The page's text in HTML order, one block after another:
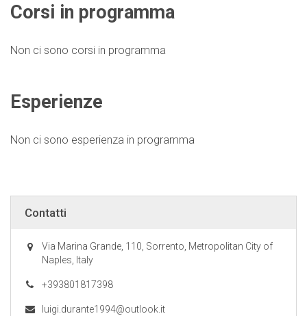
Corsi in programma
Non ci sono corsi in programma
Esperienze
Non ci sono esperienza in programma
Contatti
Via Marina Grande, 110, Sorrento, Metropolitan City of
Naples, Italy
+393801817398
luigi.durante1994@outlook.it